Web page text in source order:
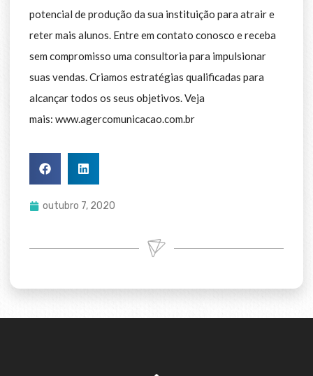
potencial de produção da sua instituição para atrair e
reter mais alunos. Entre em contato conosco e receba
sem compromisso uma consultoria para impulsionar
suas vendas. Criamos estratégias qualificadas para
alcançar todos os seus objetivos. Veja
mais: www.agercomunicacao.com.br
outubro 7, 2020